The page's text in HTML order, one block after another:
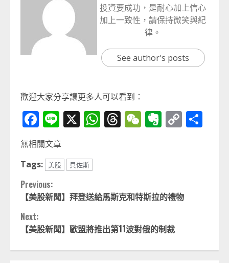
投資要成功，是耐心加上信心
加上一致性，請保持微笑與紀
律。
See author's posts
歡迎大家分享讓更多人可以看到：
Facebook
Line
X WhatsApp
Threads
WeChat
Evernote
Copy
無相關文章
Tags: 美股 貝佐斯
Continue
Reading
Previous:
【美股新聞】拜登送給馬斯克和特斯拉的禮物
Next:
【美股新聞】歐盟將推出第11波對俄的制裁